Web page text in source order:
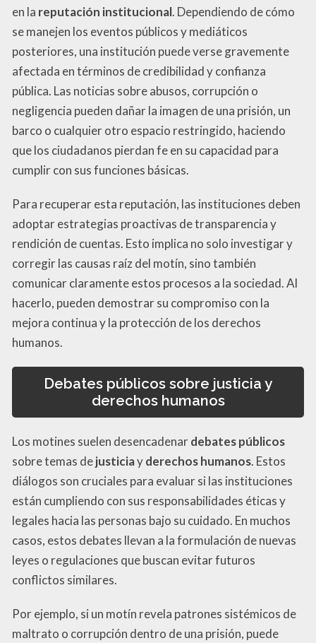
en la reputación institucional. Dependiendo de cómo
se manejen los eventos públicos y mediáticos
posteriores, una institución puede verse gravemente
afectada en términos de credibilidad y confianza
pública. Las noticias sobre abusos, corrupción o
negligencia pueden dañar la imagen de una prisión, un
barco o cualquier otro espacio restringido, haciendo
que los ciudadanos pierdan fe en su capacidad para
cumplir con sus funciones básicas.
Para recuperar esta reputación, las instituciones deben
adoptar estrategias proactivas de transparencia y
rendición de cuentas. Esto implica no solo investigar y
corregir las causas raíz del motín, sino también
comunicar claramente estos procesos a la sociedad. Al
hacerlo, pueden demostrar su compromiso con la
mejora continua y la protección de los derechos
humanos.
Debates públicos sobre justicia y
derechos humanos
Los motines suelen desencadenardebates públicos
sobre temas dejusticiayderechos humanos. Estos
diálogos son cruciales para evaluar si las instituciones
están cumpliendo con sus responsabilidades éticas y
legales hacia las personas bajo su cuidado. En muchos
casos, estos debates llevan a la formulación de nuevas
leyes o regulaciones que buscan evitar futuros
conflictos similares.
Por ejemplo, si un motín revela patrones sistémicos de
maltrato o corrupción dentro de una prisión, puede